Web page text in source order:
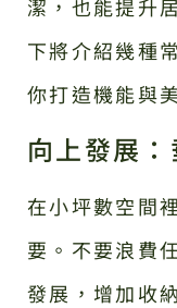
潔，也能提升
下將介紹幾種
你打造機能與
向上發展
在小坪數空間
要。不要浪費
發展，增加收